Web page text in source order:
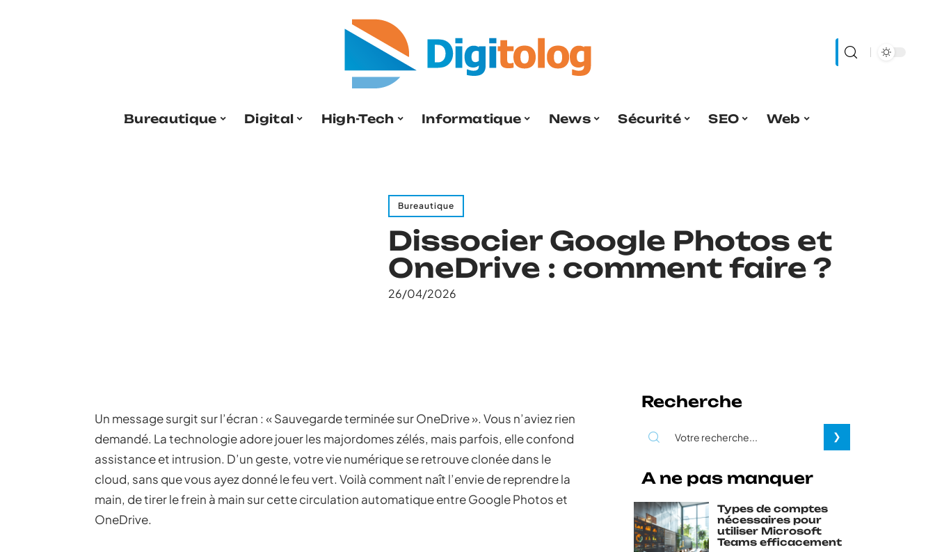
Bureautique Digital High-Tech Informatique News Sécurité SEO Web
Bureautique
Dissocier Google Photos et
OneDrive : comment faire ?
26/04/2026
Un message surgit sur l’écran : « Sauvegarde terminée sur OneDrive ». Vous n’aviez rien
demandé. La technologie adore jouer les majordomes zélés, mais parfois, elle confond
assistance et intrusion. D’un geste, votre vie numérique se retrouve clonée dans le
cloud, sans que vous ayez donné le feu vert. Voilà comment naît l’envie de reprendre la
main, de tirer le frein à main sur cette circulation automatique entre Google Photos et
OneDrive.
Recherche
A ne pas manquer
Types de comptes
nécessaires pour
utiliser Microsoft
Teams efficacement